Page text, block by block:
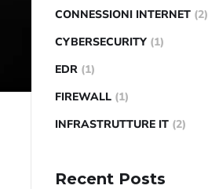
CONNESSIONI INTERNET (2)
CYBERSECURITY (1)
EDR (1)
FIREWALL (1)
INFRASTRUTTURE IT (2)
Recent Posts